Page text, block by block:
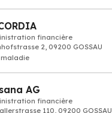
financière
2, 09200 GOSSAU
maladie
AG
financière
110, 09200 GOSSAU